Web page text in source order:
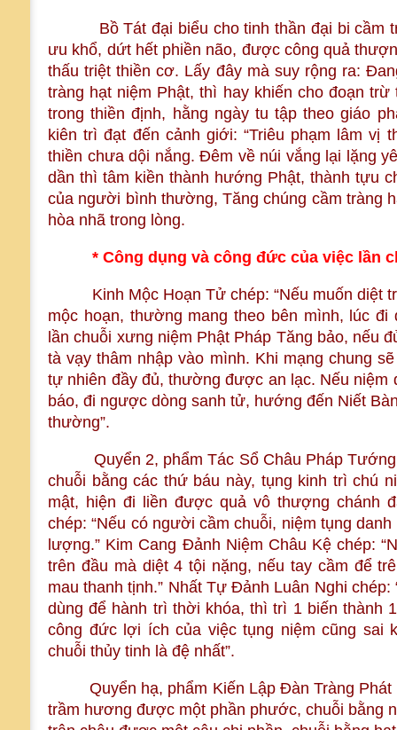
Bồ Tát đại biểu cho tinh thần đại bi cầm
ưu khổ, dứt hết phiền não, được công quả
thấu triệt thiền cơ. Lấy đây mà suy rộng ra:
tràng hạt niệm Phật, thì hay khiến cho đoạn
trong thiền định, hằng ngày tu tập theo giáo
kiên trì đạt đến cảnh giới: “Triêu phạm lâm vị
thiền chưa dội nắng. Đêm về núi vắng lại lặng
dần thì tâm kiền thành hướng Phật, thành tựu
của người bình thường, Tăng chúng cầm tràng
hòa nhã trong lòng.
* Công dụng và công đức của việc lần
Kinh Mộc Hoạn Tử chép: “Nếu muốn diệt
mộc hoạn, thường mang theo bên mình, lúc
lần chuỗi xưng niệm Phật Pháp Tăng bảo, nếu
tà vạy thâm nhập vào mình. Khi mạng chung
tự nhiên đầy đủ, thường được an lạc. Nếu
báo, đi ngược dòng sanh tử, hướng đến Niết
thường”.
Quyển 2, phẩm Tác Sổ Châu Pháp Tướng
chuỗi bằng các thứ báu này, tụng kinh trì chú
mật, hiện đi liền được quả vô thượng chánh
chép: “Nếu có người cầm chuỗi, niệm tụng
lượng.” Kim Cang Đảnh Niệm Châu Kệ chép:
trên đầu mà diệt 4 tội nặng, nếu tay cầm để
mau thanh tịnh.” Nhất Tự Đảnh Luân Nghi
dùng để hành trì thời khóa, thì trì 1 biến thành
công đức lợi ích của việc tụng niệm cũng sai
chuỗi thủy tinh là đệ nhất”.
Quyển hạ, phẩm Kiến Lập Đàn Tràng Phát
trầm hương được một phần phước, chuỗi bằng